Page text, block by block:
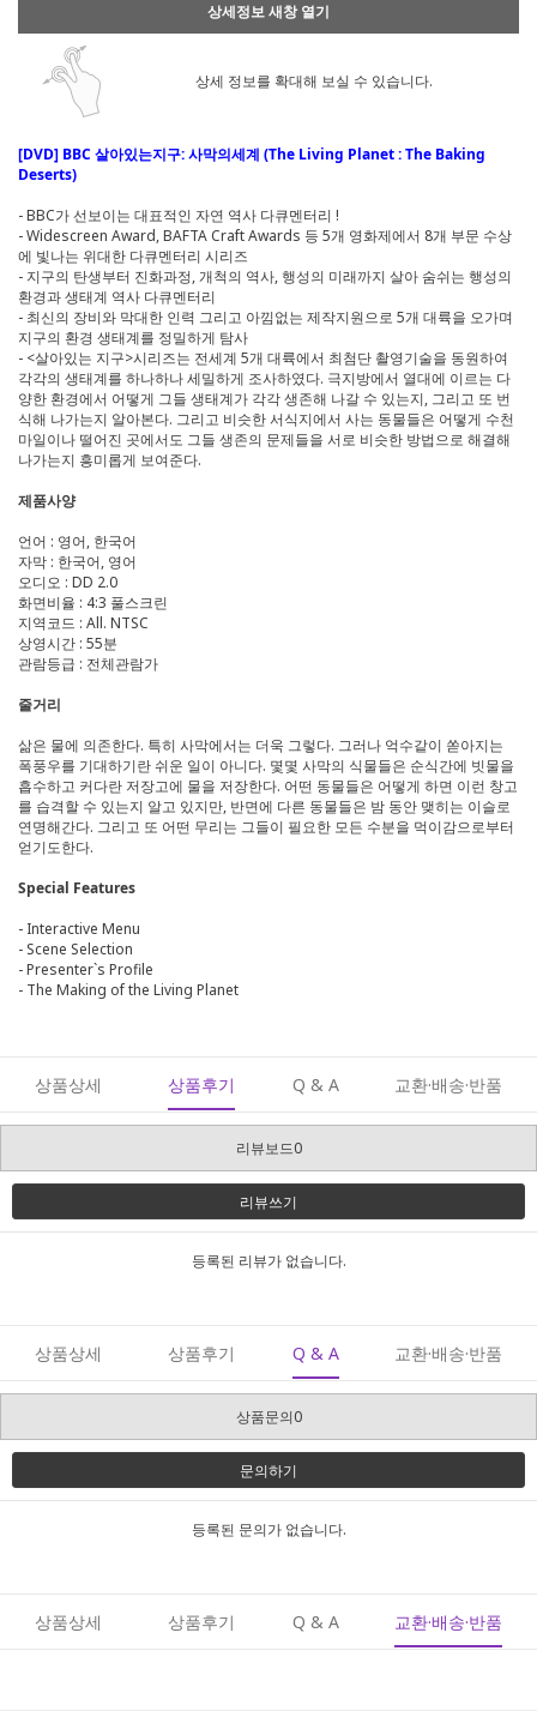
상세정보 새창 열기
상세 정보를 확대해 보실 수 있습니다.
[DVD] BBC 살아있는지구: 사막의세계 (The Living Planet : The Baking
Deserts)
- BBC가 선보이는 대표적인 자연 역사 다큐멘터리 !
- Widescreen Award, BAFTA Craft Awards 등 5개 영화제에서 8개 부문 수상
에 빛나는 위대한 다큐멘터리 시리즈
- 지구의 탄생부터 진화과정, 개척의 역사, 행성의 미래까지 살아 숨쉬는 행성의
환경과 생태계 역사 다큐멘터리
- 최신의 장비와 막대한 인력 그리고 아낌없는 제작지원으로 5개 대륙을 오가며
지구의 환경 생태계를 정밀하게 탐사
- <살아있는 지구>시리즈는 전세계 5개 대륙에서 최첨단 촬영기술을 동원하여
각각의 생태계를 하나하나 세밀하게 조사하였다. 극지방에서 열대에 이르는 다
양한 환경에서 어떻게 그들 생태계가 각각 생존해 나갈 수 있는지, 그리고 또 번
식해 나가는지 알아본다. 그리고 비슷한 서식지에서 사는 동물들은 어떻게 수천
마일이나 떨어진 곳에서도 그들 생존의 문제들을 서로 비슷한 방법으로 해결해
나가는지 흥미롭게 보여준다.
제품사양
언어 : 영어, 한국어
자막 : 한국어, 영어
오디오 : DD 2.0
화면비율 : 4:3 풀스크린
지역코드 : All. NTSC
상영시간 : 55분
관람등급 : 전체관람가
줄거리
삶은 물에 의존한다. 특히 사막에서는 더욱 그렇다. 그러나 억수같이 쏟아지는
폭풍우를 기대하기란 쉬운 일이 아니다. 몇몇 사막의 식물들은 순식간에 빗물을
흡수하고 커다란 저장고에 물을 저장한다. 어떤 동물들은 어떻게 하면 이런 창고
를 습격할 수 있는지 알고 있지만, 반면에 다른 동물들은 밤 동안 맺히는 이슬로
연명해간다. 그리고 또 어떤 무리는 그들이 필요한 모든 수분을 먹이감으로부터
얻기도한다.
Special Features
- Interactive Menu
- Scene Selection
- Presenter`s Profile
- The Making of the Living Planet
상품상세 상품후기 Q & A 교환·배송·반품
리뷰보드0
리뷰쓰기
등록된 리뷰가 없습니다.
상품상세 상품후기 Q & A 교환·배송·반품
상품문의0
문의하기
등록된 문의가 없습니다.
상품상세 상품후기 Q & A 교환·배송·반품